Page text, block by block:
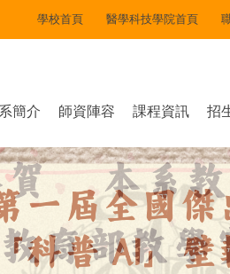
簡介 師資陣容 課程資訊 招
學校首頁 醫學科技學院首頁